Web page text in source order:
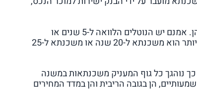
הבדל נוסף בין ההלוואות הוא באורך החיים שלהן. אמנם יש הנוטלים הלוואה ל-5 שנים או
משכנתא ל-10 שנים, אבל אורך הלוואה מקובל יותר הוא משכנתא ל-20 שנה או משכנתא ל-25
נוהגך כל גוף המעניק משכנתאות במשנה
הן בגובה הריבית והן במדד המחירים